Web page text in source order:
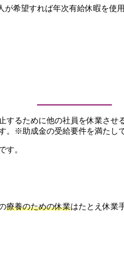
希望すれば年次有給休暇を使
るために他の社員を休業さ
。※助成金の受給要件を満たし
す。
療養のための休業はたとえ休業